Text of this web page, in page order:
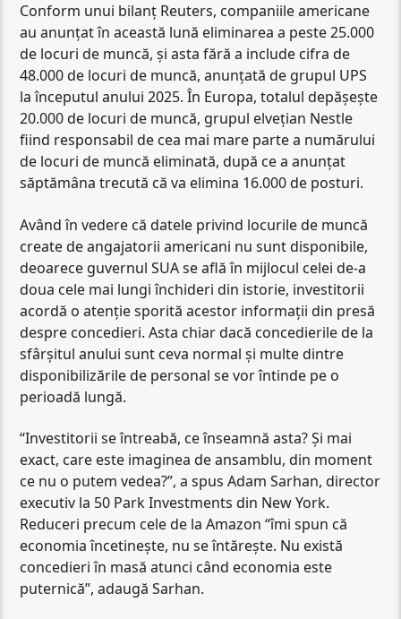
Conform unui bilanţ Reuters, companiile americane
au anunţat în această lună eliminarea a peste 25.000
de locuri de muncă, şi asta fără a include cifra de
48.000 de locuri de muncă, anunţată de grupul UPS
la începutul anului 2025. În Europa, totalul depăşeşte
20.000 de locuri de muncă, grupul elveţian Nestle
fiind responsabil de cea mai mare parte a numărului
de locuri de muncă eliminată, după ce a anunţat
săptămâna trecută că va elimina 16.000 de posturi.
Având în vedere că datele privind locurile de muncă
create de angajatorii americani nu sunt disponibile,
deoarece guvernul SUA se află în mijlocul celei de-a
doua cele mai lungi închideri din istorie, investitorii
acordă o atenţie sporită acestor informaţii din presă
despre concedieri. Asta chiar dacă concedierile de la
sfârşitul anului sunt ceva normal şi multe dintre
disponibilizările de personal se vor întinde pe o
perioadă lungă.
“Investitorii se întreabă, ce înseamnă asta? Şi mai
exact, care este imaginea de ansamblu, din moment
ce nu o putem vedea?”, a spus Adam Sarhan, director
executiv la 50 Park Investments din New York.
Reduceri precum cele de la Amazon “îmi spun că
economia încetineşte, nu se întăreşte. Nu există
concedieri în masă atunci când economia este
puternică”, adaugă Sarhan.